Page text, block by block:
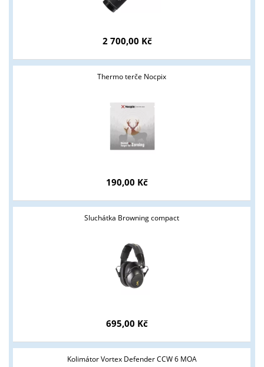
2 700,00 Kč
Thermo terče Nocpix
190,00 Kč
Sluchátka Browning compact
695,00 Kč
Kolimátor Vortex Defender CCW 6 MOA
podnikatelům v oblasti zbraně a střelivo. Splňujete tyto
podmínky?
ANO NE